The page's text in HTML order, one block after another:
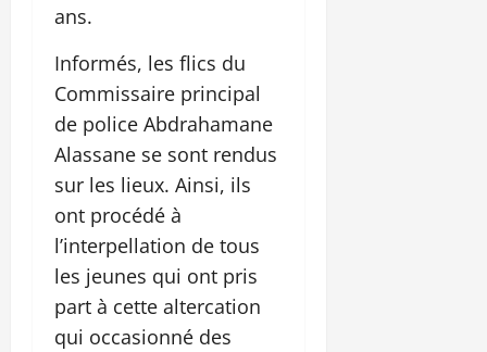
ans.
Informés, les flics du
Commissaire principal
de police Abdrahamane
Alassane se sont rendus
sur les lieux. Ainsi, ils
ont procédé à
l’interpellation de tous
les jeunes qui ont pris
part à cette altercation
qui occasionné des